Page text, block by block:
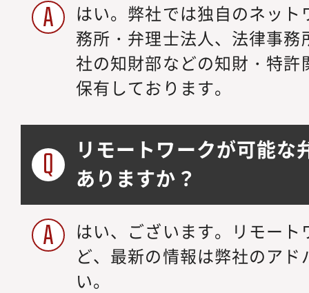
はい。弊社では独自のネッ
務所・弁理士法人、法律事
社の知財部などの知財・特
保有しております。
リモートワークが可能な
ありますか？
はい、ございます。リモー
ど、最新の情報は弊社のア
い。